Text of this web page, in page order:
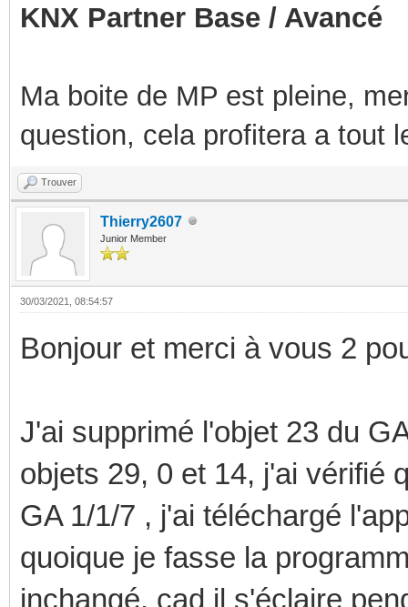
KNX Partner Base / Avancé
Ma boite de MP est pleine,
question, cela profitera a tout
Trouver
Thierry2607
Junior Member
30/03/2021, 08:54:57
Bonjour et merci à vous 2
J'ai supprimé l'objet 23 du
objets 29, 0 et 14, j'ai vérifié
GA 1/1/7 , j'ai téléchargé
quoique je fasse la
inchangé, cad il s'éclaire